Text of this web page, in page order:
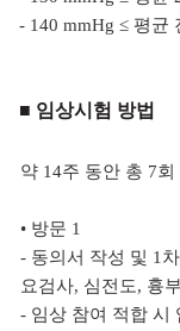
- 140 mmHg ≤ 평균
■ 임상시험 방법
약 14주 동안 총 7
• 방문 1
- 동의서 작성 및 1
요검사, 심전도, 흉
- 임상 참여 적합 시